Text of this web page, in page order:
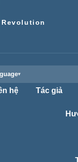
Revolution
hệ Tác giả